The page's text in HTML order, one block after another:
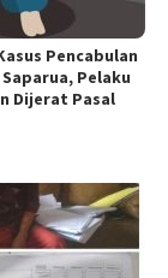
Pencabulan
Saparua, Pelaku
Dijerat Pasal